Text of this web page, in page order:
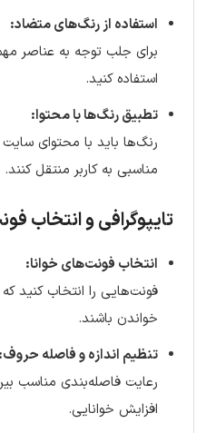
استفاده از رنگ‌های متضاد:
برای جلب توجه به عناصر
استفاده کنید.
تطبیق رنگ‌ها با محتوا:
رنگ‌ها باید با محتوای
مناسبی به کاربر منتقل کنند.
تایپوگرافی و انتخاب
انتخاب فونت‌های خوانا:
فونت‌هایی را انتخاب کنید
خواندن باشند.
تنظیم اندازه و فاصله حروف:
رعایت فاصله‌بندی
افزایش خوانایی.